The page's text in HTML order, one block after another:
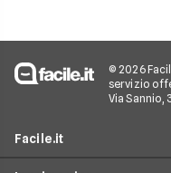
© 2026
servizio
Via Sannio,
Facile.it